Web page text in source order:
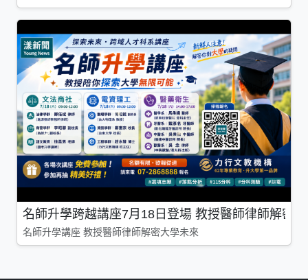
名師升學跨越講座7月18日登場 教授醫師律師解密
名師升學講座 教授醫師律師解密大學未來